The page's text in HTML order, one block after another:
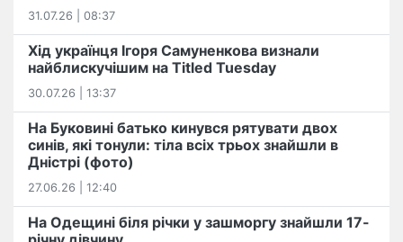
31.07.26 | 08:37
Хід українця Ігоря Самуненкова визнали
найблискучішим на Titled Tuesday
30.07.26 | 13:37
На Буковині батько кинувся рятувати двох
синів, які тонули: тіла всіх трьох знайшли в
Дністрі (фото)
27.06.26 | 12:40
На Одещині біля річки у зашморгу знайшли 17-